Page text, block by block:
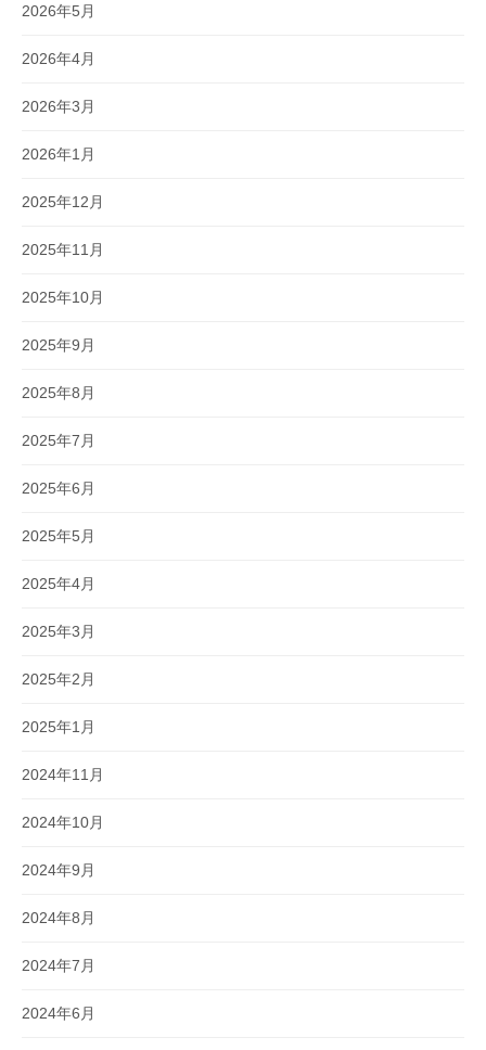
2026年5月
2026年4月
2026年3月
2026年1月
2025年12月
2025年11月
2025年10月
2025年9月
2025年8月
2025年7月
2025年6月
2025年5月
2025年4月
2025年3月
2025年2月
2025年1月
2024年11月
2024年10月
2024年9月
2024年8月
2024年7月
2024年6月